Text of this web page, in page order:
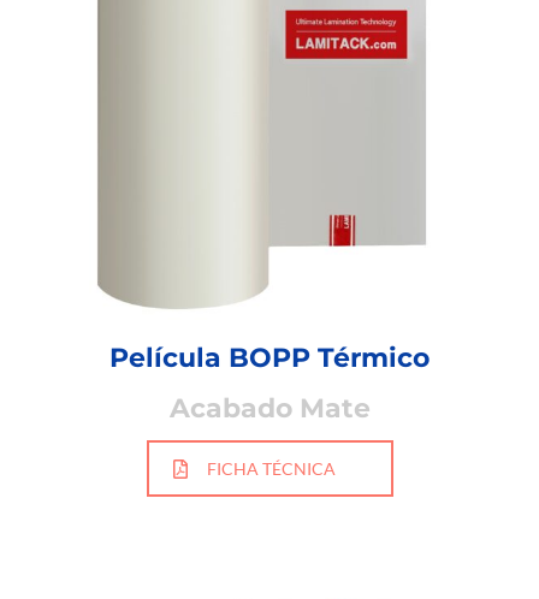
Película BOPP Térmico
Acabado Mate
FICHA TÉCNICA